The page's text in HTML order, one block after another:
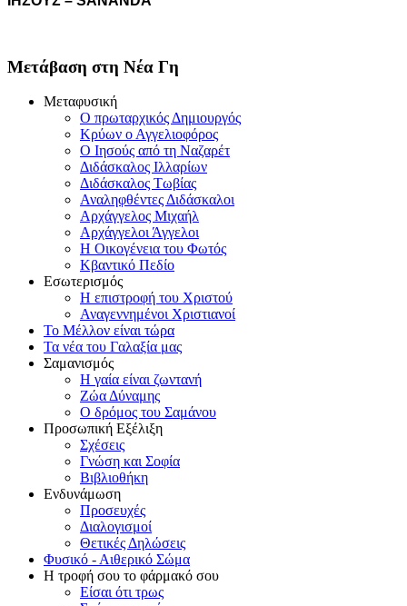
Μετάβαση στη Νέα Γη
Μεταφυσική
Ο πρωταρχικός Δημιουργός
Κρύων ο Αγγελιοφόρος
Ο Ιησούς από τη Ναζαρέτ
Διδάσκαλος Ιλλαρίων
Διδάσκαλος Τωβίας
Αναληφθέντες Διδάσκαλοι
Αρχάγγελος Μιχαήλ
Αρχάγγελοι Άγγελοι
Η Οικογένεια του Φωτός
Κβαντικό Πεδίο
Εσωτερισμός
Η επιστροφή του Χριστού
Αναγεννημένοι Χριστιανοί
Το Μέλλον είναι τώρα
Τα νέα του Γαλαξία μας
Σαμανισμός
Η γαία είναι ζωντανή
Ζώα Δύναμης
Ο δρόμος του Σαμάνου
Προσωπική Εξέλιξη
Σχέσεις
Γνώση και Σοφία
Βιβλιοθήκη
Ενδυνάμωση
Προσευχές
Διαλογισμοί
Θετικές Δηλώσεις
Φυσικό - Αιθερικό Σώμα
Η τροφή σου το φάρμακό σου
Είσαι ότι τρως